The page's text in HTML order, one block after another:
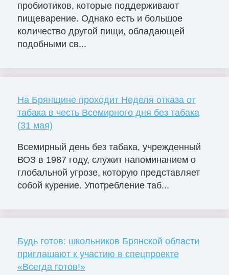
пробиотиков, которые поддерживают
пищеварение. Однако есть и большое
количество другой пищи, обладающей
подобными св...
На Брянщине проходит Неделя отказа от
табака в честь Всемирного дня без табака
(31 мая)
Всемирный день без табака, учрежденный
ВОЗ в 1987 году, служит напоминанием о
глобальной угрозе, которую представляет
собой курение. Употребление таб...
Будь готов: школьников Брянской области
приглашают к участию в спецпроекте
«Всегда готов!»